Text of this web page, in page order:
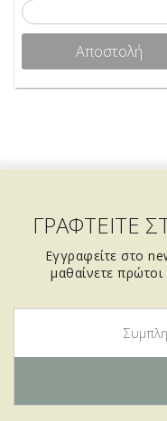
ΓΡΑΦΤΕΙΤΕ
Εγγραφείτε στο
μαθαίνετε